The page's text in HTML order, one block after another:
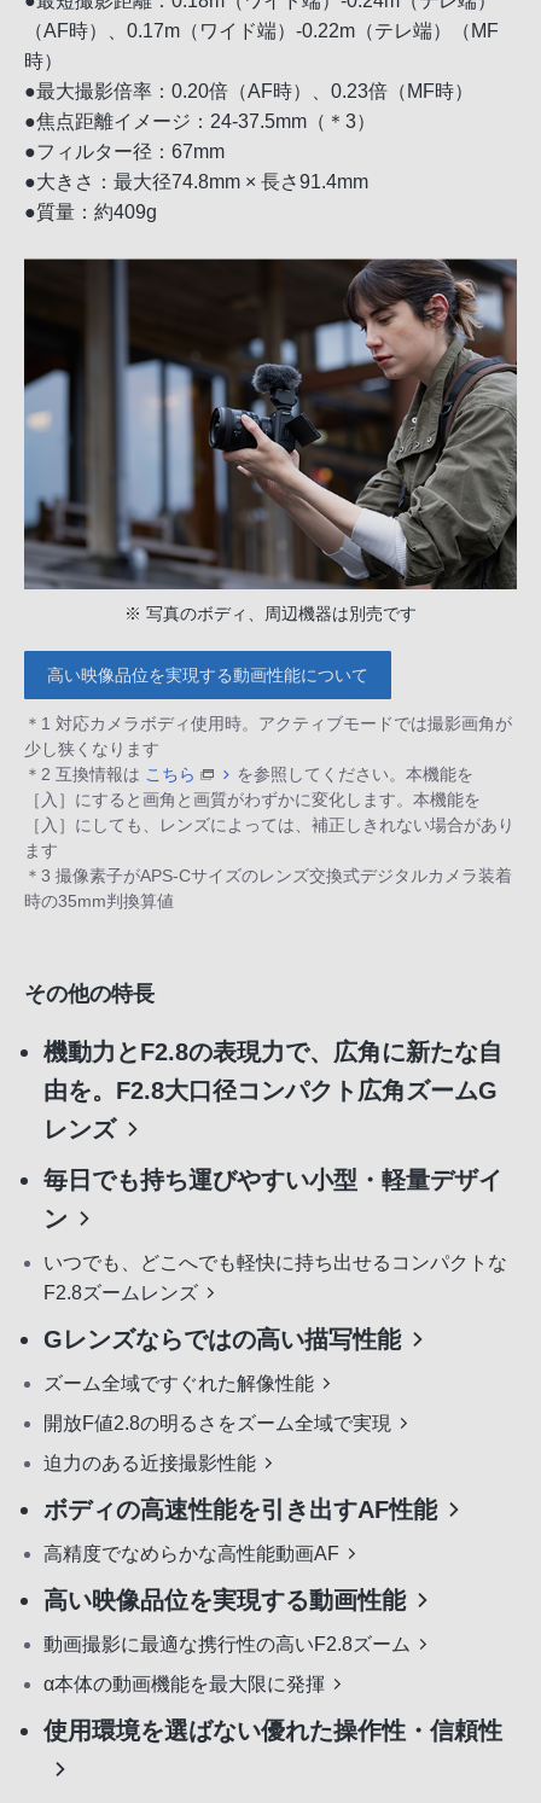
（AF時）、0.17m（ワイド端）-0.22m（テレ端）（MF
時）
●最大撮影倍率：0.20倍（AF時）、0.23倍（MF時）
●焦点距離イメージ：24-37.5mm（＊3）
●フィルター径：67mm
●大きさ：最大径74.8mm × 長さ91.4mm
●質量：約409g
※ 写真のボディ、周辺機器は別売です
高い映像品位を実現する動画性能について
＊1 対応カメラボディ使用時。アクティブモードでは撮影画角が
少し狭くなります
＊2 互換情報は こちら
を参照してください。本機能を
［入］にすると画角と画質がわずかに変化します。本機能を
［入］にしても、レンズによっては、補正しきれない場合があり
ます
＊3 撮像素子がAPS-Cサイズのレンズ交換式デジタルカメラ装着
時の35mm判換算値
その他の特長
機動力とF2.8の表現力で、広角に新たな自
由を。F2.8大口径コンパクト広角ズームG
レンズ
毎日でも持ち運びやすい小型・軽量デザイ
ン
いつでも、どこへでも軽快に持ち出せるコンパクトな
F2.8ズームレンズ
Gレンズならではの高い描写性能
ズーム全域ですぐれた解像性能
開放F値2.8の明るさをズーム全域で実現
迫力のある近接撮影性能
ボディの高速性能を引き出すAF性能
高精度でなめらかな高性能動画AF
高い映像品位を実現する動画性能
動画撮影に最適な携行性の高いF2.8ズーム
α本体の動画機能を最大限に発揮
使用環境を選ばない優れた操作性・信頼性